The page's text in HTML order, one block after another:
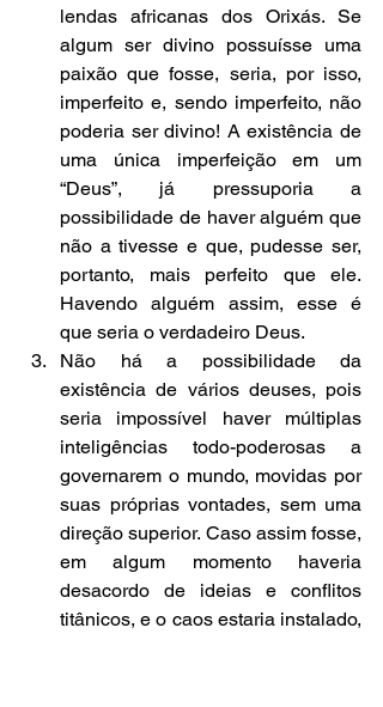
lendas africanas dos Orixás. Se
algum ser divino possuísse uma
paixão que fosse, seria, por isso,
imperfeito e, sendo imperfeito, não
poderia ser divino! A existência de
uma única imperfeição em um
“Deus”, já pressuporia a
possibilidade de haver alguém que
não a tivesse e que, pudesse ser,
portanto, mais perfeito que ele.
Havendo alguém assim, esse é
que seria o verdadeiro Deus.
Não há a possibilidade da
existência de vários deuses, pois
seria impossível haver múltiplas
inteligências todo-poderosas a
governarem o mundo, movidas por
suas próprias vontades, sem uma
direção superior. Caso assim fosse,
em algum momento haveria
desacordo de ideias e conflitos
titânicos, e o caos estaria instalado,